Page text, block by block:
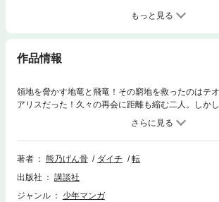
もっと見る
作品情報
領地を脅かす地竜と飛竜！その窮地を救ったのはテ
アリスだった！久々の再会に距離も縮む二人。しか
大きな災害級モンスター・アダマンタートルが出現
動で作り出せる「力」をフル活用して、最強の仲間
む！続々重版！ 愛され領主の悠々辺境ライフ、第3
著者
熊乃げん骨 ダイチ
転
出版社
講談社
ジャンル
少年マンガ